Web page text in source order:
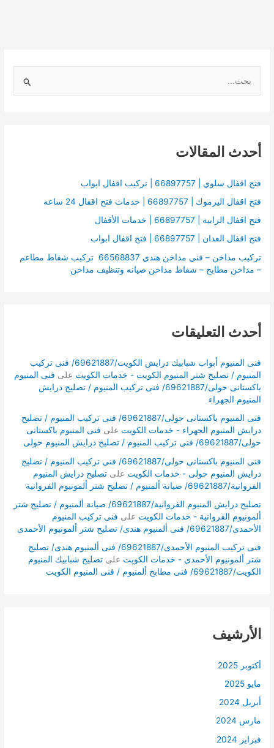
ث
ن
:
أحدث المقالات
فتح اقفال سلوي | 66897757 | تركيب اقفال ابواب
فتح اقفال اليرموك | 66897757 | خدمات فتح اقفال 24 ساعه
فتح اقفال الرابية | 66897757 | خدمات الأقفال
فتح اقفال العدان | 66897757 | فتح اقفال ابواب
تركيب مداخن – فني مداخن هندي 66568837 تركيب شفاط مطاعم
– مداخن مطابخ – شفاط مداخن صيانه وتنظيف مداخن
أحدث التعليقات
فنى المنيوم أبواب شبابيك درايش الكويت/69621887/ فنى تركيب
المنيوم / تصليح شتر المنيوم الكويت - خدمات الكويت على فنى المنيوم
باكستانى حولى/69621887/ فنى تركيب المنيوم / تصليح درايش
المنيوم الجهراء
فنى المنيوم باكستانى حولى/69621887/ فنى تركيب المنيوم / تصليح
درايش المنيوم الجهراء - خدمات الكويت على فنى المنيوم باكستانى
حولى/69621887/ فنى تركيب المنيوم / تصليح درايش المنيوم حولى
فنى المنيوم باكستانى حولى/69621887/ فنى تركيب المنيوم / تصليح
درايش المنيوم حولى - خدمات الكويت علىتصليح درايش المنيوم
الفروانية/69621887/ صيانة ألمنيوم / تصليح شتر ألمونيوم الفروانية
تصليح درايش المنيوم الفروانية/69621887/ صيانة ألمنيوم / تصليح شتر
ألمونيوم الفروانية - خدمات الكويت على فنى تركيب المنيوم
الأحمدى/69621887/ فنى ألمنيوم هندى/ تصليح شتر ألمونيوم الأحمدى
فنى تركيب المنيوم الأحمدى/69621887/ فنى ألمنيوم هندى/ تصليح
شتر ألمونيوم الأحمدى - خدمات الكويت علىتصليح شبابيك المنيوم
الكويت/69621887/ فنى مطابخ ألمنيوم / فنى المنيوم الكويت
الأرشيف
أكتوبر 2025
مايو 2025
أبريل 2024
مارس 2024
فبراير 2024